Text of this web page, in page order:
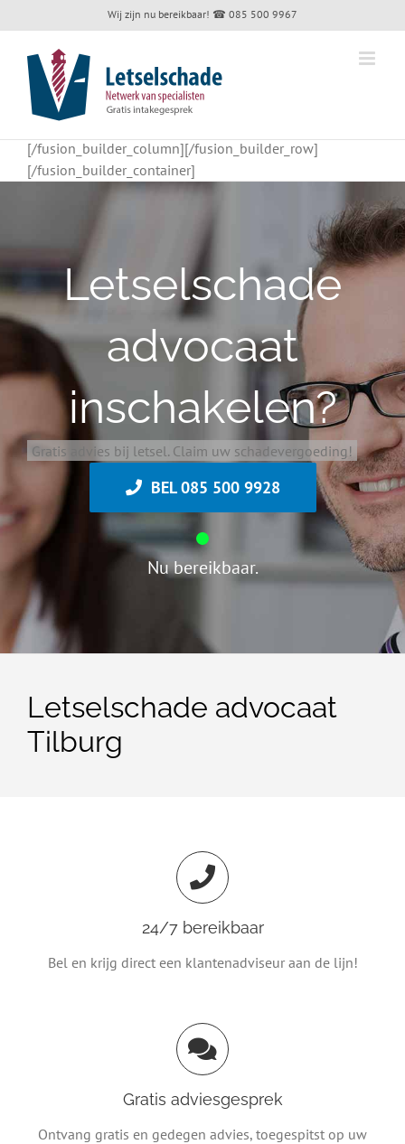
to
content
Wij zijn nu bereikbaar! ☎ 085 500 9967
[/fusion_builder_column][/fusion_builder_row]
[/fusion_builder_container]
Letselschade
advocaat
inschakelen?
Gratis advies bij letsel. Claim uw schadevergoeding!
BEL 085 500 9928
Nu bereikbaar.
Letselschade advocaat
Tilburg
24/7 bereikbaar
Bel en krijg direct een klantenadviseur aan de lijn!
Gratis adviesgesprek
Ontvang gratis en gedegen advies, toegespitst op uw